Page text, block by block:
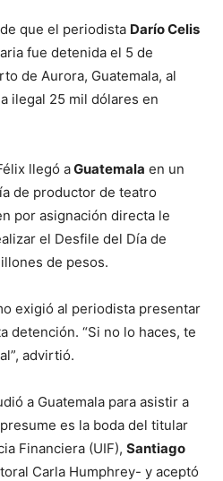
que el periodista Darío Celis
fue detenida el 5 de
de Aurora, Guatemala, al
ilegal 25 mil dólares en
llegó aGuatemala en un
de productor de teatro
por asignación directa le
el Desfile del Día de
de pesos.
exigió al periodista presentar
detención. “Si no lo haces, te
advirtió.
a Guatemala para asistir a
es la boda del titular
Financiera (UIF), Santiago
Carla Humphrey- y aceptó